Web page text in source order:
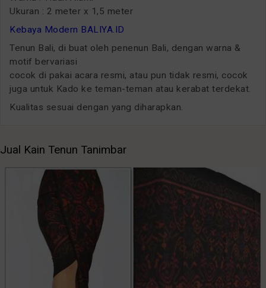
Ukuran : 2 meter x 1,5 meter
Kebaya Modern BALIYA.ID
Tenun Bali, di buat oleh penenun Bali, dengan warna &
motif bervariasi
cocok di pakai acara resmi, atau pun tidak resmi, cocok
juga untuk Kado ke teman-teman atau kerabat terdekat.
Kualitas sesuai dengan yang diharapkan.
Jual Kain Tenun Tanimbar